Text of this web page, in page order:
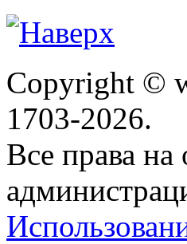
Copyright ©
1703-2026.
Все права